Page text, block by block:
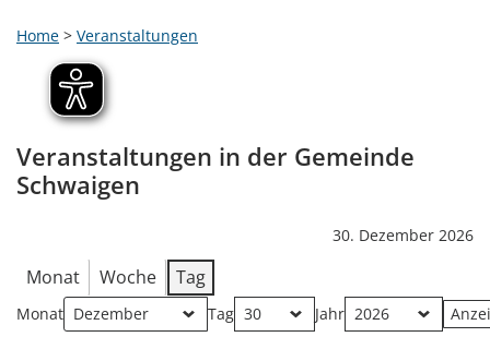
Home > Veranstaltungen
Veranstaltungen in der Gemeinde
Schwaigen
30. Dezember 2026
Monat Woche Tag
Monat Tag Jahr